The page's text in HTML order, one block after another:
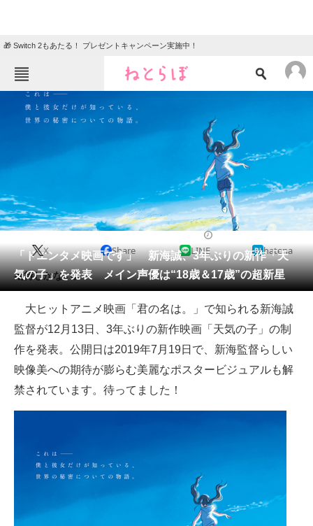
🎁 Switch 2もあたる！ プレゼントキャンペーン実施中！
ねとらぼメニュー
住まい 教育・育児
動物 リサーチ
会員記事
メディア
注目記事を集めた総合ページ
ITの今と未来を見通す
スマホと通信の最新トレンド
ビジネスと働き方のヒント
「ドエンタメ映画です」 新海誠、3年ぶりの新作「天
気の子」を発表 メイン声優は“18歳＆17歳”の超新星
X Share LINE hatena
期待しかない。
大ヒットアニメ映画「君の名は。」で知られる新海誠
監督が12月13日、3年ぶりの新作映画「天気の子」の制
作を発表。公開日は2019年7月19日で、新海監督らしい
映像美への期待が膨らむ美麗なポスタービジュアルも解
禁されています。待ってました！